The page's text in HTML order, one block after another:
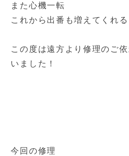
また心機一転
これから出番も増えてくれ
この度は遠方より修理のご
いました！
今回の修理